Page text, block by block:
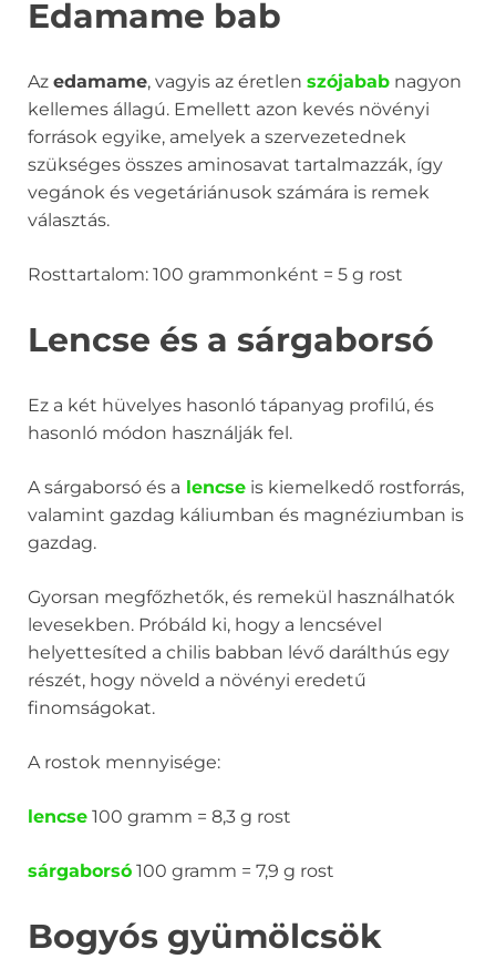
Edamame bab
Az edamame, vagyis az éretlen szójabab nagyon
kellemes állagú. Emellett azon kevés növényi
források egyike, amelyek a szervezetednek
szükséges összes aminosavat tartalmazzák, így
vegánok és vegetáriánusok számára is remek
választás.
Rosttartalom: 100 grammonként = 5 g rost
Lencse és a sárgaborsó
Ez a két hüvelyes hasonló tápanyag profilú, és
hasonló módon használják fel.
A sárgaborsó és a lencse is kiemelkedő rostforrás,
valamint gazdag káliumban és magnéziumban is
gazdag.
Gyorsan megfőzhetők, és remekül használhatók
levesekben. Próbáld ki, hogy a lencsével
helyettesíted a chilis babban lévő darálthús egy
részét, hogy növeld a növényi eredetű
finomságokat.
A rostok mennyisége:
lencse 100 gramm = 8,3 g rost
sárgaborsó 100 gramm = 7,9 g rost
Bogyós gyümölcsök